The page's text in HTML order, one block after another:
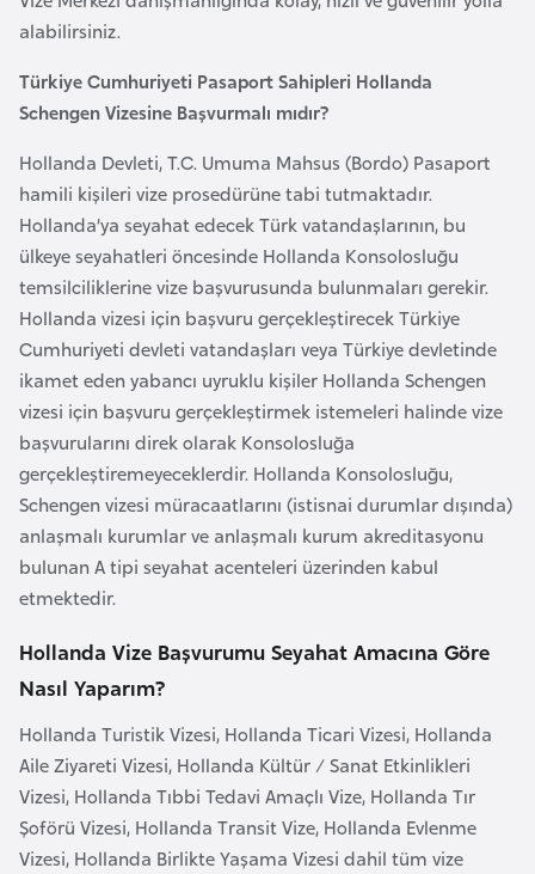
alabilirsiniz.
Türkiye Cumhuriyeti Pasaport Sahipleri Hollanda
Schengen Vizesine Başvurmalı mıdır?
Hollanda Devleti, T.C. Umuma Mahsus (Bordo) Pasaport
hamili kişileri vize prosedürüne tabi tutmaktadır.
Hollanda’ya seyahat edecek Türk vatandaşlarının, bu
ülkeye seyahatleri öncesinde Hollanda Konsolosluğu
temsilciliklerine vize başvurusunda bulunmaları gerekir.
Hollanda vizesi için başvuru gerçekleştirecek Türkiye
Cumhuriyeti devleti vatandaşları veya Türkiye devletinde
ikamet eden yabancı uyruklu kişiler Hollanda Schengen
vizesi için başvuru gerçekleştirmek istemeleri halinde vize
başvurularını direk olarak Konsolosluğa
gerçekleştiremeyeceklerdir. Hollanda Konsolosluğu,
Schengen vizesi müracaatlarını (istisnai durumlar dışında)
anlaşmalı kurumlar ve anlaşmalı kurum akreditasyonu
bulunan A tipi seyahat acenteleri üzerinden kabul
etmektedir.
Hollanda Vize Başvurumu Seyahat Amacına Göre
Nasıl Yaparım?
Hollanda Turistik Vizesi, Hollanda Ticari Vizesi, Hollanda
Aile Ziyareti Vizesi, Hollanda Kültür / Sanat Etkinlikleri
Vizesi, Hollanda Tıbbi Tedavi Amaçlı Vize, Hollanda Tır
Şoförü Vizesi, Hollanda Transit Vize, Hollanda Evlenme
Vizesi, Hollanda Birlikte Yaşama Vizesi dahil tüm vize
n
B
a
r
e
y
n
a
d
e
B
e
a
r
u
s